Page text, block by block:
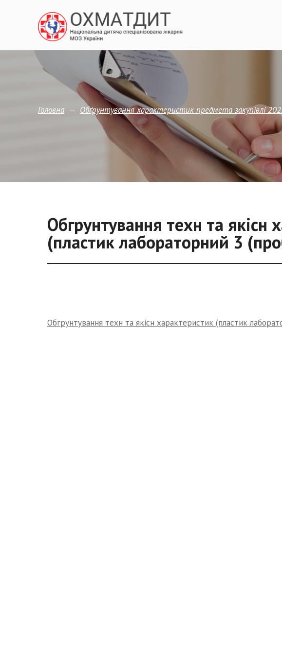
Головна — Обґрунтування характеристик предмета закупівлi
Обгрунтування техн та якісн
(пластик лабораторний 3
Обгрунтування техн та якісн характеристик (пластик